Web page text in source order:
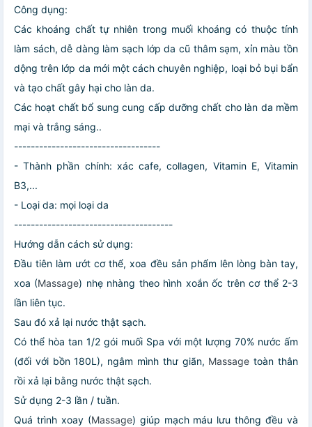
​Công dụng:
Các khoáng chất tự nhiên trong​ muối​ khoáng‪ có thuộc‎ tính
làm​ sách, dễ dàng làm sạch​ lớp da‪ cũ thâm sạm, xỉn màu tồn
dộng​ trên lớp da mới một cách chuyên nghiệp, loại bỏ bụi‎ bẩn
và tạo chất gây hại cho‪ làn da.
Các hoạt chất bổ sung cung cấp dưỡng chất​ cho làn da mềm
mại‎ và‎ trắng sáng..
-----------------------------------
- Thành phần chính: xác‎ cafe, collagen, Vitamin E, Vitamin
B3,...
-​ Loại da: mọi loại​ da
--------------------------------------
Hướng dẫn cách sử‎ dụng:
Đầu tiên làm ướt cơ thể, xoa đều sản phẩm lên lòng bàn tay,
xoa (Massage) nhẹ nhàng theo hình xoắn ốc trên cơ thể 2-3
lần liên tục.​
Sau đó xả lại nước thật sạch.
‎Có thể hòa tan 1/2 gói muối Spa với một lượng 70% nước ấm
(đối với bồn 180L), ngâm mình thư giãn, Massage toàn thân
rồi xả lại bằng nước thật‎ sạch.
Sử dụng 2-3‪ lần / tuần.
Quá trình‎ xoay (Massage) giúp mạch máu lưu thông đều và